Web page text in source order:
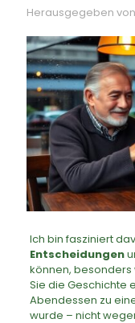
Herausgegeben von
Ich bin fasziniert
Entscheidungen
können, besonders
Sie die Geschichte
Abendessen zu
wurde – nicht